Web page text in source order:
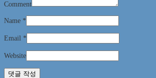
Comment
Name *
Email *
Website